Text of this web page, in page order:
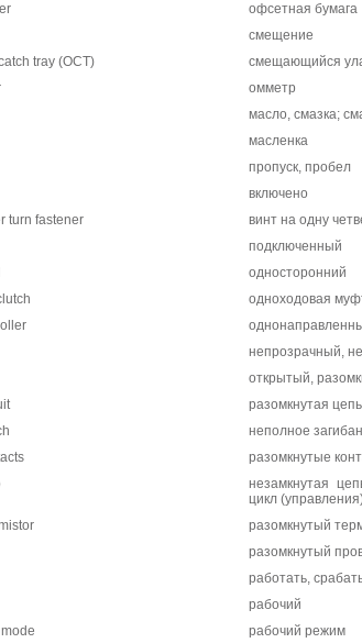
офсетная бумага
смещение
tray (ОСТ)
смещающийся
омметр
масло, смазка;
масленка
пропуск, пробел
включено
turn fastener
винт на одну
подключенный
односторонний
одноходовая
непрозрачный,
открытый,
разомкнутая
неполное
разомкнутые
незамкнутая
цикл
разомкнутый
разомкнутый
работать,
рабочий
рабочий режим